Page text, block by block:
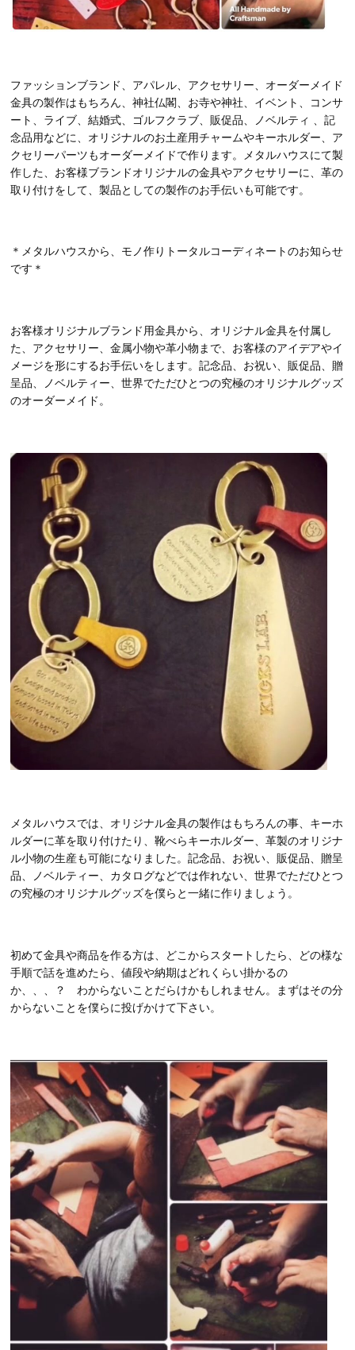
ファッションブランド、アパレル、アクセサリー、オーダーメイド
金具の製作はもちろん、神社仏閣、お寺や神社、イベント、コンサ
ート、ライブ、結婚式、ゴルフクラブ、販促品、ノベルティ 、記
念品用などに、オリジナルのお土産用チャームやキーホルダー、ア
クセリーパーツもオーダーメイドで作ります。メタルハウスにて製
作した、お客様ブランドオリジナルの金具やアクセサリーに、革の
取り付けをして、製品としての製作のお手伝いも可能です。
＊メタルハウスから、モノ作りトータルコーディネートのお知らせ
です＊
お客様オリジナルブランド用金具から、オリジナル金具を付属し
た、アクセサリー、金属小物や革小物まで、お客様のアイデアやイ
メージを形にするお手伝いをします。記念品、お祝い、販促品、贈
呈品、ノベルティー、世界でただひとつの究極のオリジナルグッズ
のオーダーメイド。
メタルハウスでは、オリジナル金具の製作はもちろんの事、キーホ
ルダーに革を取り付けたり、靴べらキーホルダー、革製のオリジナ
ル小物の生産も可能になりました。記念品、お祝い、販促品、贈呈
品、ノベルティー、カタログなどでは作れない、世界でただひとつ
の究極のオリジナルグッズを僕らと一緒に作りましょう。
初めて金具や商品を作る方は、どこからスタートしたら、どの様な
手順で話を進めたら、値段や納期はどれくらい掛かるの
か、、、？ わからないことだらけかもしれません。まずはその分
からないことを僕らに投げかけて下さい。